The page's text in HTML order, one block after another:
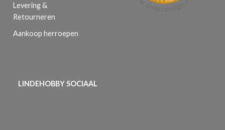
Levering &
Retourneren
Aankoop herroepen
LINDEHOBBY SOCIAAL